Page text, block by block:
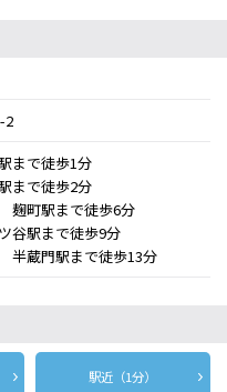
2
まで徒歩1分
まで徒歩2分
麹町駅まで徒歩6分
谷駅まで徒歩9分
半蔵門駅まで徒歩13分
駅近（1分）